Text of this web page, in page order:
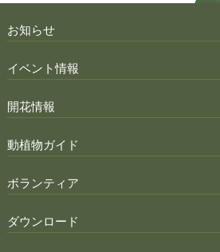
お知らせ
イベント情報
開花情報
動植物ガイド
ボランティア
ダウンロード